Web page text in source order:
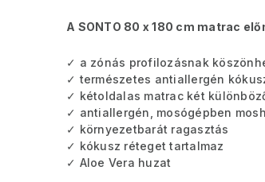
A SONTO 80 x 180 cm matrac
✓ a zónás profilozásnak
✓ természetes antiallergén
✓ kétoldalas matrac két
✓ antiallergén, mosógépben
✓ környezetbarát ragasztás
✓ kókusz réteget tartalmaz
✓ Aloe Vera huzat